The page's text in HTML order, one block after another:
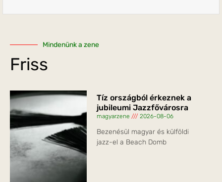
Mindenünk a zene
Friss
Tíz országból érkeznek a
jubileumi Jazzfővárosra
magyarzene 2026-08-06
Bezenésül magyar és külföldi
jazz-el a Beach Domb